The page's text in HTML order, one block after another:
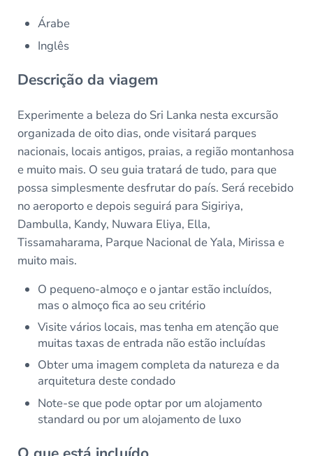
Árabe
Inglês
Descrição da viagem
Experimente a beleza do Sri Lanka nesta excursão
organizada de oito dias, onde visitará parques
nacionais, locais antigos, praias, a região montanhosa
e muito mais. O seu guia tratará de tudo, para que
possa simplesmente desfrutar do país. Será recebido
no aeroporto e depois seguirá para Sigiriya,
Dambulla, Kandy, Nuwara Eliya, Ella,
Tissamaharama, Parque Nacional de Yala, Mirissa e
muito mais.
O pequeno-almoço e o jantar estão incluídos,
mas o almoço fica ao seu critério
Visite vários locais, mas tenha em atenção que
muitas taxas de entrada não estão incluídas
Obter uma imagem completa da natureza e da
arquitetura deste condado
Note-se que pode optar por um alojamento
standard ou por um alojamento de luxo